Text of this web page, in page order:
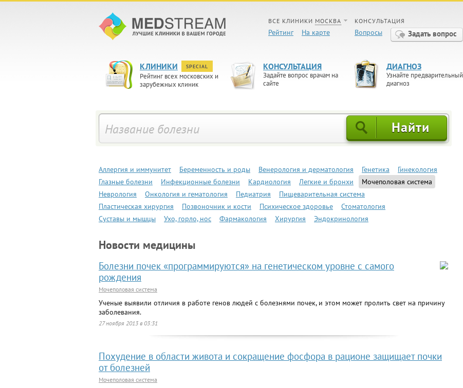
ВСЕ КЛИНИКИ МОСКВА
Рейтинг На карте
КОНСУЛЬТАЦИЯ
Вопросы Задать вопрос
КЛИНИКИ SPECIAL
Рейтинг всех московских и
зарубежных клиник
КОНСУЛЬТАЦИЯ
Задайте вопрос врачам на
сайте
ДИАГНОЗ
Узнайте предварительный
диагноз
Аллергия и иммунитет Беременность и роды Венерология и дерматология Генетика
Гинекология
Глазные болезни
Инфекционные болезни Кардиология Легкие и бронхи
Мочеполовая система
Неврология
Онкология и гематология Педиатрия
Пищеварительная система
Пластическая хирургия
Позвоночник и кости Психическое здоровье
Стоматология
Суставы и мышцы
Ухо, горло, нос Фармакология Хирургия Эндокринология
Новости медицины
Болезни почек «программируются» на генетическом уровне с самого
рождения
Мочеполовая система
Ученые выявили отличия в работе генов людей с болезнями почек, и этом может пролить свет на причину
заболевания.
27 ноября 2013 в 03:31
Похудение в области живота и сокращение фосфора в рационе защищает почки
от болезней
Мочеполовая система